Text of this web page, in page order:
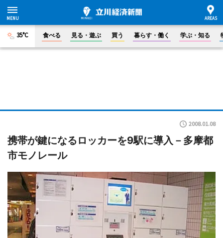
35°C 食べる 見る・遊ぶ 買う 暮らす・働く 学ぶ・知る
2008.01.08
携帯が鍵になるロッカーを9駅に導入－多摩都
市モノレール